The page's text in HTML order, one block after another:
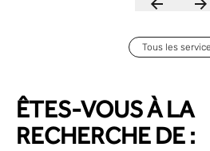
l'avancement dans divers
Tous les
ÊTES-VOUS À LA
RECHERCHE DE :